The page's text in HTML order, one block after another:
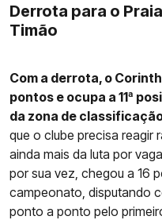
Derrota para o
Timão
Com a derrota, o
pontos e ocupa a 11ª
da zona de
que o clube precisa reagir
ainda mais da luta por
por sua vez, chegou a 16
campeonato, disputando
ponto a ponto pelo